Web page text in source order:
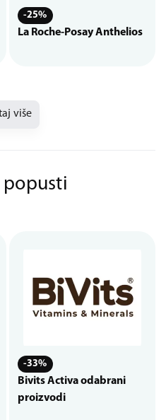
-25%
La Roche-Posay Anthelios
više
-33%
Bivits Activa odabrani
proizvodi